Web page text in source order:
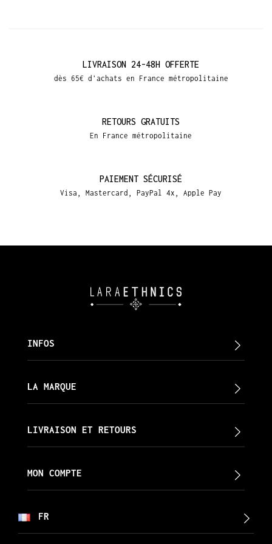
LIVRAISON 24-48H OFFERTE
dès 65€ d'achats en France métropolitaine
RETOURS GRATUITS
En France métropolitaine
PAIEMENT SÉCURISÉ
Visa, Mastercard, PayPal 4x, Apple Pay
INFOS
LA MARQUE
LIVRAISON ET RETOURS
MON COMPTE
FR